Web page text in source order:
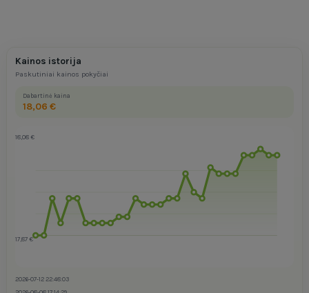
Kainos istorija
Paskutiniai kainos pokyčiai
Dabartinė kaina
18,06 €
18,08 €
17,87 €
2026-07-12 22:48:03